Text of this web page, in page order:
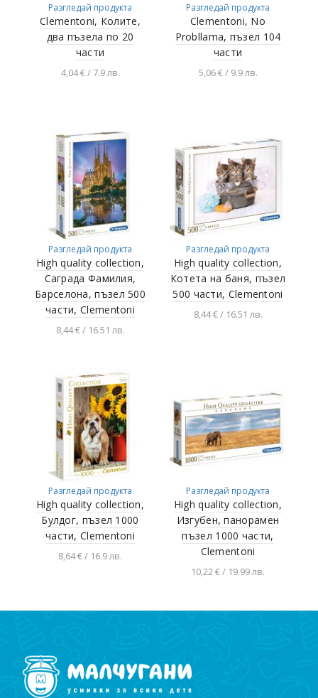
Разгледай продукта
Clementoni, Колите,
два пъзела по 20
части
4,04 € / 7.9 лв.
Разгледай продукта
Clementoni, No
Probllama, пъзел 104
части
5,06 € / 9.9 лв.
Разгледай продукта
High quality collection,
Саграда Фамилия,
Барселона, пъзел 500
части, Clementoni
8,44 € / 16.51 лв.
Разгледай продукта
High quality collection,
Котета на баня, пъзел
500 части, Clementoni
8,44 € / 16.51 лв.
Разгледай продукта
High quality collection,
Булдог, пъзел 1000
части, Clementoni
8,64 € / 16.9 лв.
Разгледай продукта
High quality collection,
Изгубен, панорамен
пъзел 1000 части,
Clementoni
10,22 € / 19.99 лв.